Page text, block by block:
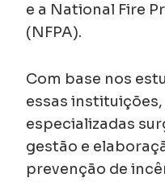
e a National Fire
(NFPA).
Com base nos
essas
especializadas
gestão e
prevenção de